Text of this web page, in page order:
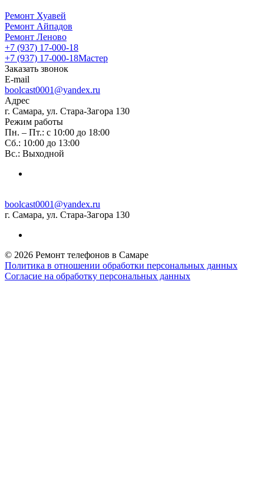
Ремонт Хуавей
Ремонт Айпадов
Ремонт Леново
+7 (937) 17-000-18
+7 (937) 17-000-18Мастер
Заказать звонок
E-mail
boolcast0001@yandex.ru
Адрес
г. Самара, ул. Стара-Загора 130
Режим работы
Пн. – Пт.: с 10:00 до 18:00
Сб.: 10:00 до 13:00
Вс.: Выходной
boolcast0001@yandex.ru
г. Самара, ул. Стара-Загора 130
© 2026 Ремонт телефонов в Самаре
Политика в отношении обработки персональных данных
Согласие на обработку персональных данных